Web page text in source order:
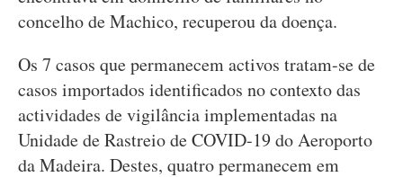
concelho de Machico, recuperou da doença.
Os 7 casos que permanecem activos tratam-se de
casos importados identificados no contexto das
actividades de vigilância implementadas na
Unidade de Rastreio de COVID-19 do Aeroporto
da Madeira. Destes, quatro permanecem em